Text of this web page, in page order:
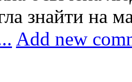
знайти на
Add new